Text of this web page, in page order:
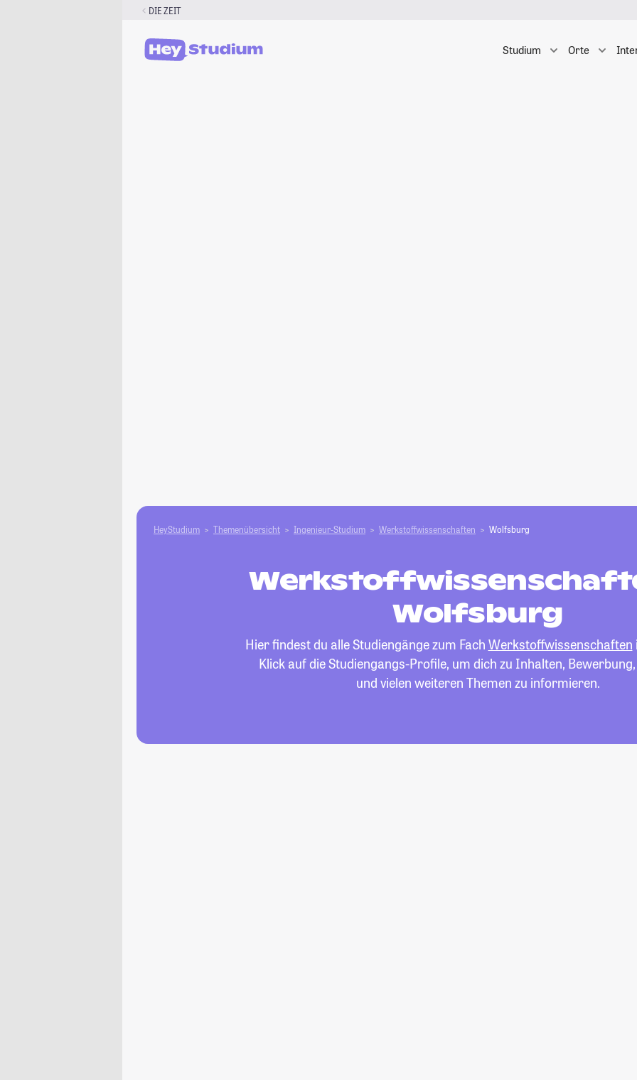
DIE ZEIT
Studium Orte
HeyStudium Themenübersicht Ingenieur-Studium Werkstoffwissenschaften Wolfsburg
Wolfsburg
Hier findest du alle Studiengänge zum Fach Werkstoffwissenschaften
Klick auf die Studiengangs-Profile, um dich zu Inhalten,
und vielen weiteren Themen zu informieren.